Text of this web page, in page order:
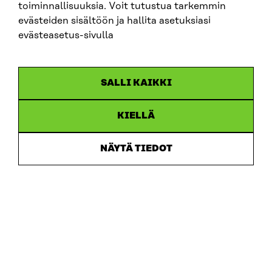
toiminnallisuuksia. Voit tutustua tarkemmin
evästeiden sisältöön ja hallita asetuksiasi
evästeasetus-sivulla
SALLI KAIKKI
KIELLÄ
NÄYTÄ TIEDOT
OSOITE
0202132-3
PUHELIN